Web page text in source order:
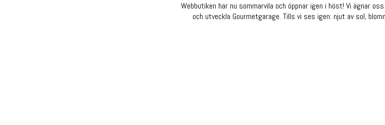
Webbutiken har nu sommarvila och öppnar igen i höst! Vi ägnar
och utveckla Gourmetgarage. Tills vi ses igen: njut av sol,